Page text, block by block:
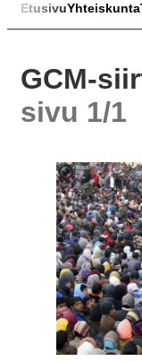
EtusivuYhteiskunta
GCM-
sivu 1/1